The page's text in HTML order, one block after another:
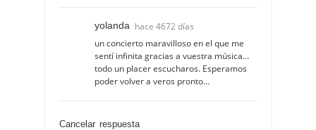
yolanda hace 4672 días
un concierto maravilloso en el que me
sentí infinita gracias a vuestra música…
todo un placer escucharos. Esperamos
poder volver a veros pronto…
Cancelar respuesta